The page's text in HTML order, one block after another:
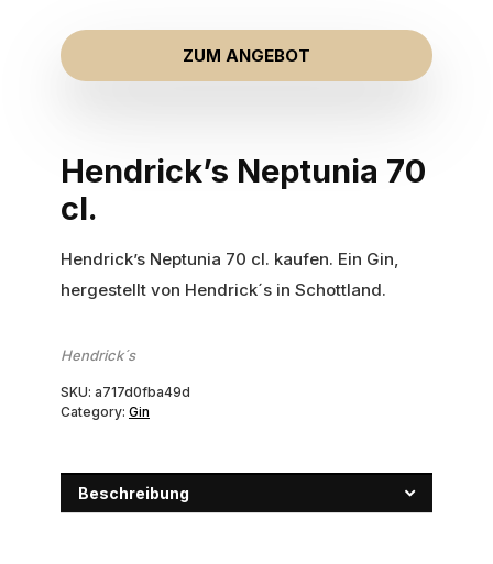
Hendrick’s Neptunia 70
cl.
Hendrick’s Neptunia 70 cl. kaufen. Ein Gin,
hergestellt von Hendrick´s in Schottland.
ZUM ANGEBOT
Hendrick´s
SKU: a717d0fba49d
Category: Gin
Beschreibung